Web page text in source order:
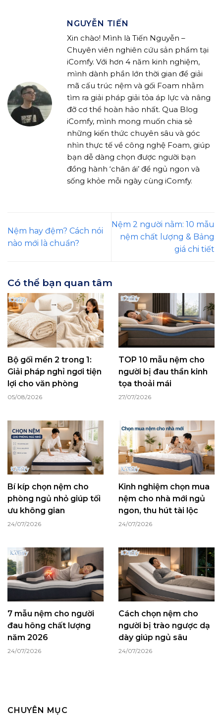
NGUYỄN TIẾN
Xin chào! Mình là Tiến Nguyễn –
Chuyên viên nghiên cứu sản phẩm tại
iComfy. Với hơn 4 năm kinh nghiệm,
mình dành phần lớn thời gian để giải
mã cấu trúc nệm và gối Foam nhằm
tìm ra giải pháp giải tỏa áp lực và nâng
đỡ cơ thể hoàn hảo nhất. Qua Blog
iComfy, mình mong muốn chia sẻ
những kiến thức chuyên sâu và góc
nhìn thực tế về công nghệ Foam, giúp
bạn dễ dàng chọn được người bạn
đồng hành ‘chân ái’ để ngủ ngon và
sống khỏe mỗi ngày cùng iComfy.
Nệm hay đệm? Cách nói
nào mới là chuẩn?
Nệm 2 người nằm: 10 mẫu
nệm chất lượng & Bảng
giá chi tiết
Có thể bạn quan tâm
Bộ gối mền 2 trong 1:
Giải pháp nghỉ ngơi tiện
lợi cho văn phòng
05/08/2026
TOP 10 mẫu nệm cho
người bị đau thần kinh
tọa thoải mái
27/07/2026
Bí kíp chọn nệm cho
phòng ngủ nhỏ giúp tối
ưu không gian
24/07/2026
Kinh nghiệm chọn mua
nệm cho nhà mới ngủ
ngon, thu hút tài lộc
24/07/2026
7 mẫu nệm cho người
đau hông chất lượng
năm 2026
24/07/2026
Cách chọn nệm cho
người bị trào ngược dạ
dày giúp ngủ sâu
24/07/2026
CHUYÊN MỤC